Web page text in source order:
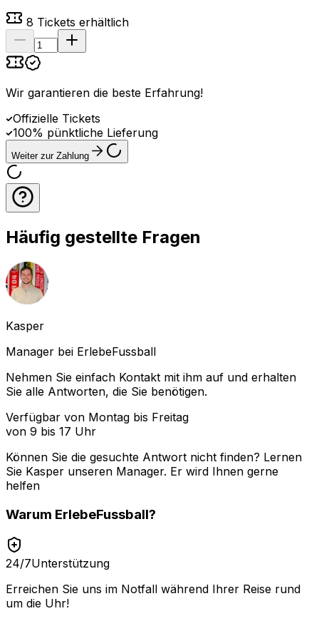
8 Tickets erhältlich
Wir garantieren die beste Erfahrung!
Offizielle Tickets
100% pünktliche Lieferung
Weiter zur Zahlung
Häufig gestellte Fragen
Kasper
Manager bei ErlebeFussball
Nehmen Sie einfach Kontakt mit ihm auf und erhalten
Sie alle Antworten, die Sie benötigen.
Verfügbar von Montag bis Freitag
von 9 bis 17 Uhr
Können Sie die gesuchte Antwort nicht finden? Lernen
Sie Kasper unseren Manager. Er wird Ihnen gerne
helfen
Warum ErlebeFussball?
24/7Unterstützung
Erreichen Sie uns im Notfall während Ihrer Reise rund
um die Uhr!